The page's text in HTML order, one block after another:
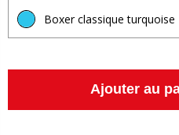
Boxer classique turquoise
Ajouter au